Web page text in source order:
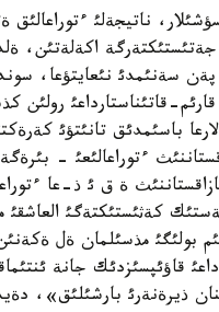
ناتيجةلئ
جةتئستئكتةرگة اكةلةتئن،
پةن سةنئمدئ نئعايتؤعا،
قاتئناستارداعئ رولئن
باسئمدئق تانئتؤئ
ءتوراعالئعئ -
ة ق ئ ذ-عا
كةثئستئكتةگئ العاشقئ
بولئگئ مذسئلمان ةل
قاؤئپسئزدئك جانة
ذيرةنةرئ بارشئلئق»،